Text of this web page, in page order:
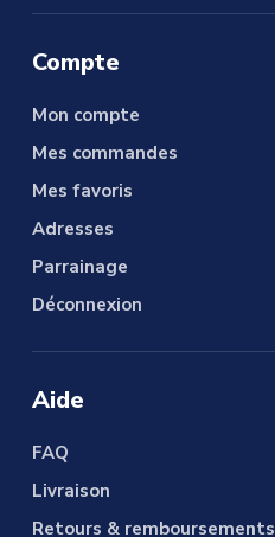
Compte
Mon compte
Mes commandes
Mes favoris
Adresses
Parrainage
Déconnexion
Aide
FAQ
Livraison
Retours & remboursements